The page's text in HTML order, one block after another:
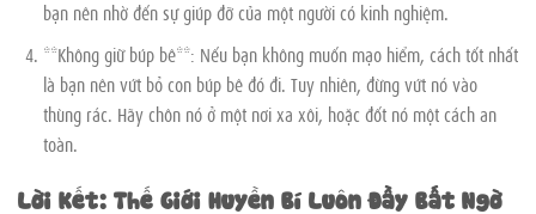
bạn nên nhờ đến sự giúp đỡ của một người có kinh nghiệm.
**Không giữ búp bê**: Nếu bạn không muốn mạo hiểm, cách tốt nhất
là bạn nên vứt bỏ con búp bê đó đi. Tuy nhiên, đừng vứt nó vào
thùng rác. Hãy chôn nó ở một nơi xa xôi, hoặc đốt nó một cách an
toàn.
Lời Kết: Thế Giới Huyền Bí Luôn Đầy Bất Ngờ